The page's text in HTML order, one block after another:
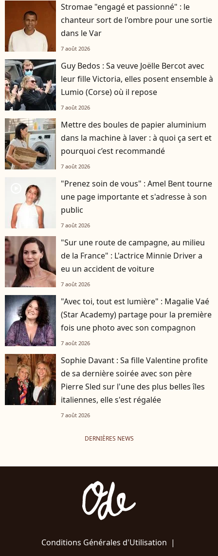
Stromae "engagé et passionné" : le
chanteur sort de l'ombre pour une sortie
dans le Var
7 août 2026
Guy Bedos : Sa veuve Joëlle Bercot avec
leur fille Victoria, elles posent ensemble à
Lumio (Corse) où il repose
7 août 2026
Mettre des boules de papier aluminium
dans la machine à laver : à quoi ça sert et
pourquoi c’est recommandé
7 août 2026
"Prenez soin de vous" : Amel Bent tourne
une page importante et s'adresse à son
public
7 août 2026
"Sur une route de campagne, au milieu
de la France" : L'actrice Minnie Driver a
eu un accident de voiture
7 août 2026
"Avec toi, tout est lumière" : Magalie Vaé
(Star Academy) partage pour la première
fois une photo avec son compagnon
7 août 2026
Sophie Davant : Sa fille Valentine profite
de sa dernière soirée avec son père
Pierre Sled sur l'une des plus belles îles
italiennes, elle s'est régalée
7 août 2026
DERNIÈRES NEWS
Conditions Générales d'Utilisation |